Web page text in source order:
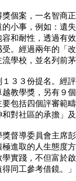
案，一名智商正
小事，例如：遺
和耐性，透過有
。經過兩年的「
學校，並名列前
３份提名。經評
越教學獎，另有９
包括四個評審範
對社區的承擔」
導委員會主席彭
進取的人生態度
學實踐，不但富於
同工參考借鏡。」